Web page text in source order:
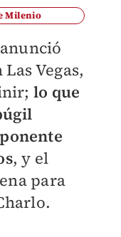
Milenio
anunció
Vegas,
lo que
, y el
para